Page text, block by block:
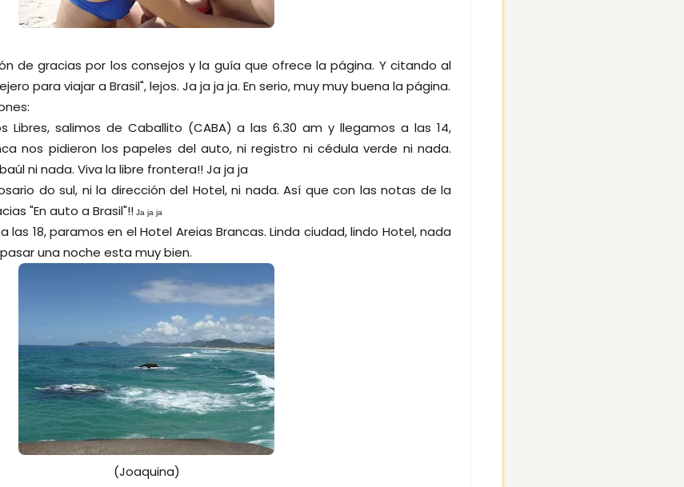
de gracias por los consejos y la guía que ofrece la página. Y citando al
para viajar a Brasil", lejos. Ja ja ja ja. En serio, muy muy buena la página.
Libres, salimos de Caballito (CABA) a las 6.30 am y llegamos a las 14,
nos pidieron los papeles del auto, ni registro ni cédula verde ni nada.
ni nada. Viva la libre frontera!! Ja ja ja
do sul, ni la dirección del Hotel, ni nada. Así que con las notas de la
"En auto a Brasil"!! Ja ja ja
las 18, paramos en el Hotel Areias Brancas. Linda ciudad, lindo Hotel, nada
una noche esta muy bien.
(Joaquina)